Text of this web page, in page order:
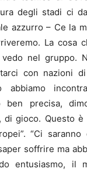
degli stadi ci
azzurro – Ce la
La cosa
vedo nel gruppo.
con nazioni
abbiamo
ben precisa,
di gioco. Questo
“Ci saranno
soffrire ma
entusiasmo, il